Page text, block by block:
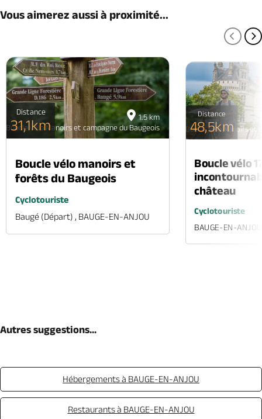
Vous aimerez aussi à proximité...
1.5 km
Boucle vélo Manoirs et campagne du Baugeois
Distance
31,1km
Boucle vélo manoirs et
forêts du Baugeois
Cyclotouriste
Baugé (départ) , BAUGE-EN-ANJOU
Boucle vélo Manoirs et
Distance
48,5km
Boucle vélo
château
Cyclotouriste
BAUGE-EN-ANJOU
Autres suggestions...
Hébergements à BAUGE-EN-ANJOU
Restaurants à BAUGE-EN-ANJOU